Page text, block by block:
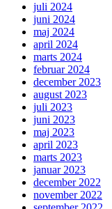
juli 2024
juni 2024
maj 2024
april 2024
marts 2024
februar 2024
december 2023
august 2023
juli 2023
juni 2023
maj 2023
april 2023
marts 2023
januar 2023
december 2022
november 2022